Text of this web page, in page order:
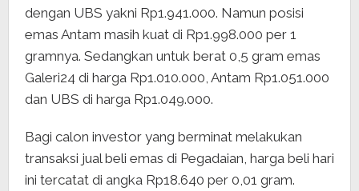
dengan UBS yakni Rp1.941.000. Namun posisi
emas Antam masih kuat di Rp1.998.000 per 1
gramnya. Sedangkan untuk berat 0,5 gram emas
Galeri24 di harga Rp1.010.000, Antam Rp1.051.000
dan UBS di harga Rp1.049.000.
Bagi calon investor yang berminat melakukan
transaksi jual beli emas di Pegadaian, harga beli hari
ini tercatat di angka Rp18.640 per 0,01 gram.